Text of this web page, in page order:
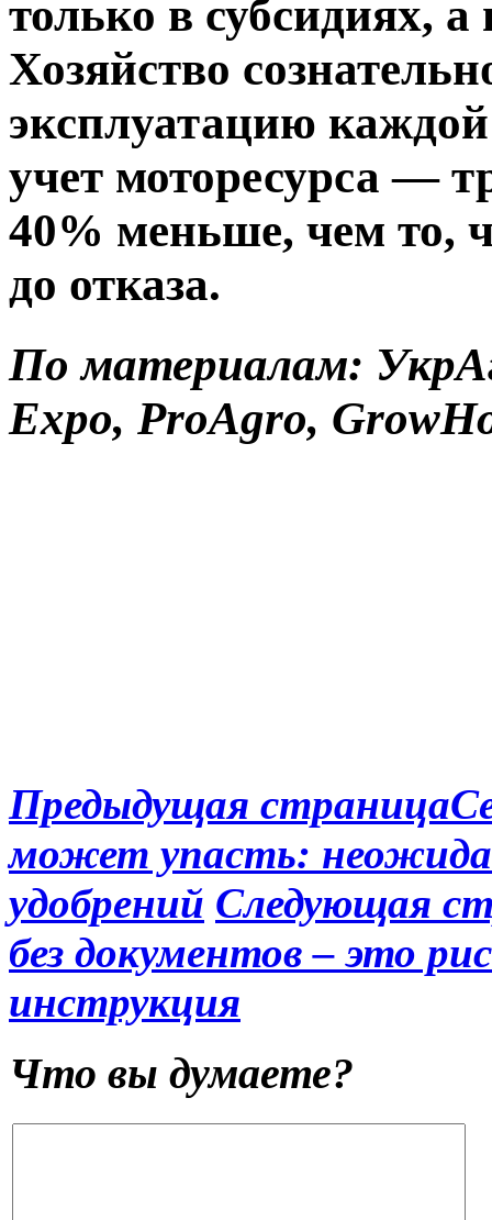
только в субсидиях, а
Хозяйство
эксплуатацию
учет моторесурса —
40% меньше, чем то,
до отказа.
По материалам:
Expo, ProAgro,
Предыдущая страница
может упасть:
удобрений Следующая
без документов – это
инструкция
Что вы думаете?